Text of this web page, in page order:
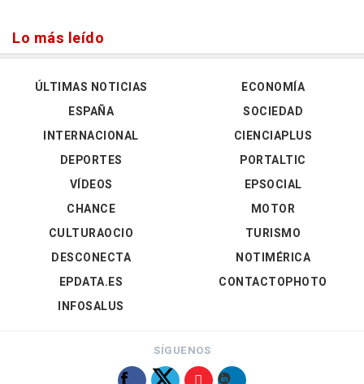
Lo más leído
ÚLTIMAS NOTICIAS
ESPAÑA
INTERNACIONAL
DEPORTES
VÍDEOS
ECONOMÍA
SOCIEDAD
CIENCIAPLUS
PORTALTIC
EPSOCIAL
CHANCE
CULTURAOCIO
DESCONECTA
EPDATA.ES
INFOSALUS
MOTOR
TURISMO
NOTIMÉRICA
CONTACTOPHOTO
SÍGUENOS